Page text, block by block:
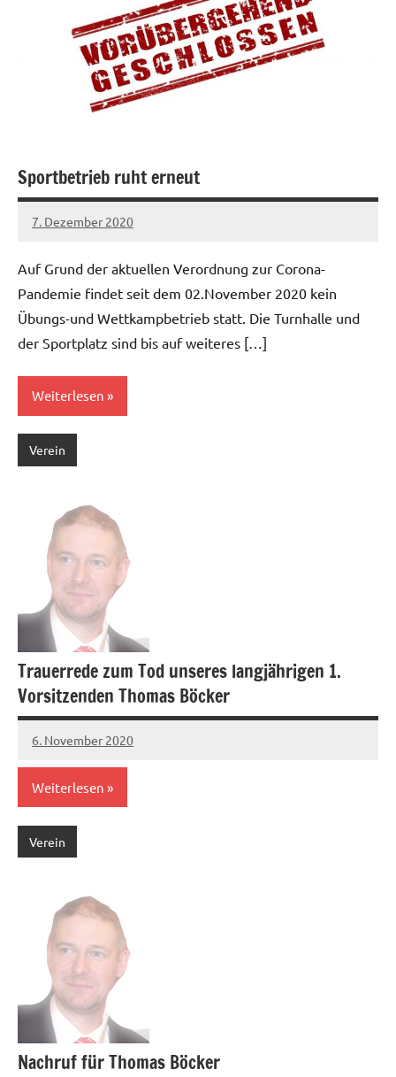
Sportbetrieb ruht erneut
7. Dezember 2020
Jens
Auf Grund der aktuellen Verordnung zur Corona-
Pandemie findet seit dem 02.November 2020 kein
Übungs-und Wettkampbetrieb statt. Die Turnhalle und
der Sportplatz sind bis auf weiteres […]
Weiterlesen
Verein
Trauerrede zum Tod unseres langjährigen 1.
Vorsitzenden Thomas Böcker
6. November 2020
Jens
Weiterlesen
Verein
Nachruf für Thomas Böcker